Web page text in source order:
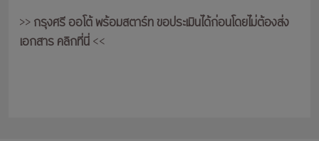
>>กรุงศรี ออโต้ พร้อมสตาร์ท ขอประเมินได้ก่อนโดยไม่ต้องส่ง
เอกสาร คลิกที่นี่<<